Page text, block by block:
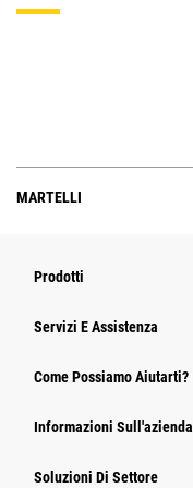
MARTELLI
Prodotti
Servizi E Assistenza
Come Possiamo Aiutarti?
Informazioni Sull'azienda
Soluzioni Di Settore